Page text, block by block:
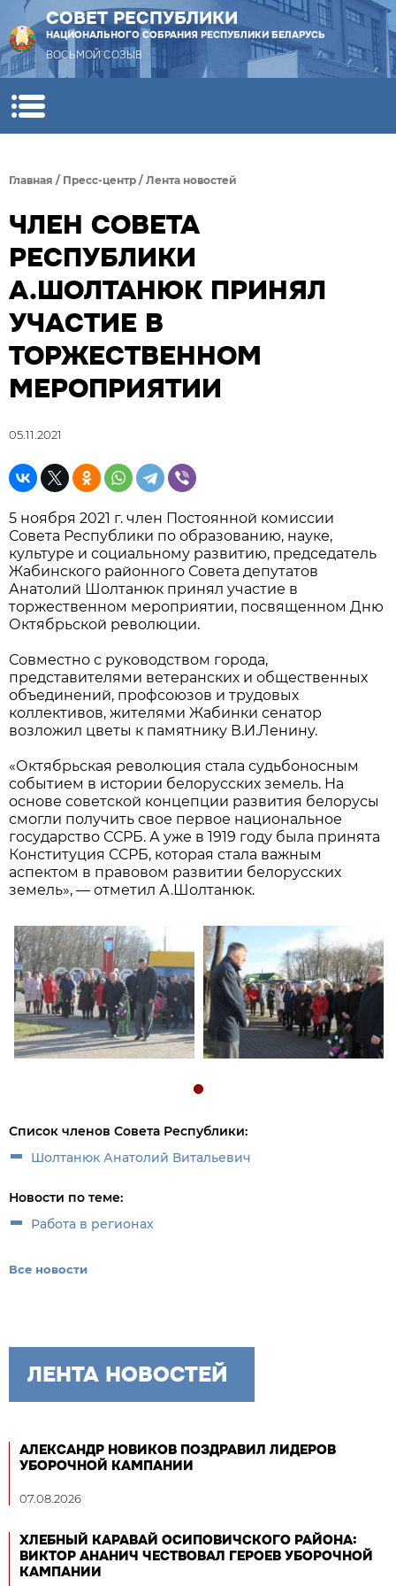
СОВЕТ РЕСПУБЛИКИ
НАЦИОНАЛЬНОГО СОБРАНИЯ РЕСПУБЛИКИ БЕЛАРУСЬ
ВОСЬМОЙ СОЗЫВ
Главная / Пресс-центр / Лента новостей
ЧЛЕН СОВЕТА
РЕСПУБЛИКИ
А.ШОЛТАНЮК ПРИНЯЛ
УЧАСТИЕ В
ТОРЖЕСТВЕННОМ
МЕРОПРИЯТИИ
05.11.2021
5 ноября 2021 г. член Постоянной комиссии
Совета Республики по образованию, науке,
культуре и социальному развитию, председатель
Жабинского районного Совета депутатов
Анатолий Шолтанюк принял участие в
торжественном мероприятии, посвященном Дню
Октябрьской революции.
Совместно с руководством города,
представителями ветеранских и общественных
объединений, профсоюзов и трудовых
коллективов, жителями Жабинки сенатор
возложил цветы к памятнику В.И.Ленину.
«Октябрьская революция стала судьбоносным
событием в истории белорусских земель. На
основе советской концепции развития белорусы
смогли получить свое первое национальное
государство ССРБ. А уже в 1919 году была принята
Конституция ССРБ, которая стала важным
аспектом в правовом развитии белорусских
земель», — отметил А.Шолтанюк.
Список членов Совета Республики:
Шолтанюк Анатолий Витальевич
Новости по теме:
Работа в регионах
Все новости
ЛЕНТА НОВОСТЕЙ
АЛЕКСАНДР НОВИКОВ ПОЗДРАВИЛ ЛИДЕРОВ
УБОРОЧНОЙ КАМПАНИИ
07.08.2026
ХЛЕБНЫЙ КАРАВАЙ ОСИПОВИЧСКОГО РАЙОНА:
ВИКТОР АНАНИЧ ЧЕСТВОВАЛ ГЕРОЕВ УБОРОЧНОЙ
КАМПАНИИ